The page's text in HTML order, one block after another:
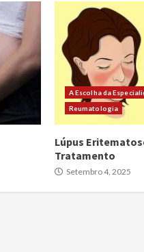
A Escolha da
Reumatologia
Lúpus
Tratamento
Setembro 4, 2025